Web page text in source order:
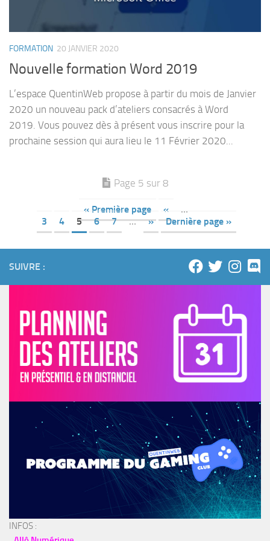
FORMATION 20 JANVIER 2020
Nouvelle formation Word 2019
L’espace QuentinWeb propose à partir du mois de Janvier
2020 un nouveau pack d’ateliers consacrés à Word
2019. Vous pouvez dès à présent vous inscrire pour la
prochaine session qui aura lieu le 11 Février 2020...
Page 5 sur 8
« Première page «
…
3
4 5 6 7 … » Dernière page »
SUIVRE :
INFOS :